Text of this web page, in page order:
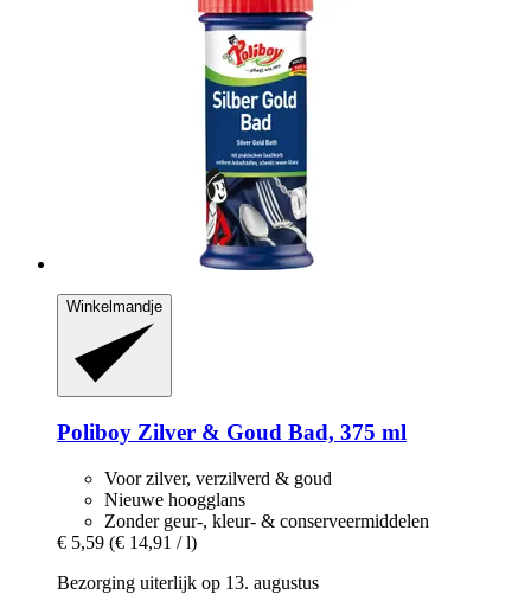
Winkelmandje
Poliboy Zilver & Goud Bad, 375 ml
Voor zilver, verzilverd & goud
Nieuwe hoogglans
Zonder geur-, kleur- & conserveermiddelen
€ 5,59 (€ 14,91 / l)
Bezorging uiterlijk op 13. augustus